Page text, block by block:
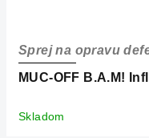
MUC-OFF B.A.M!
Sprej na opravu
Skladom